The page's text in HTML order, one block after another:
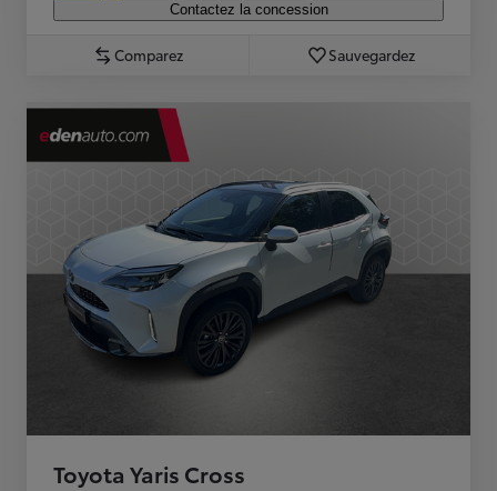
Contactez la concession
Comparez Sauvegardez
Toyota Yaris Cross